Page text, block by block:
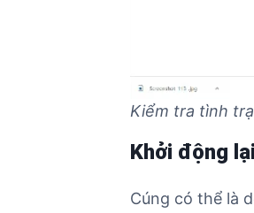
Kiểm tra tình
Khởi động
Cúng có thể là